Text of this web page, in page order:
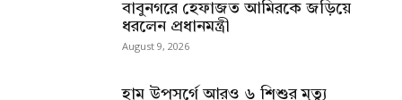
বাবুনগরে হেফাজত আমিরকে জড়িয়ে
ধরলেন প্রধানমন্ত্রী
August 9, 2026
হাম উপসর্গে আরও ৬ শিশুর মৃত্যু